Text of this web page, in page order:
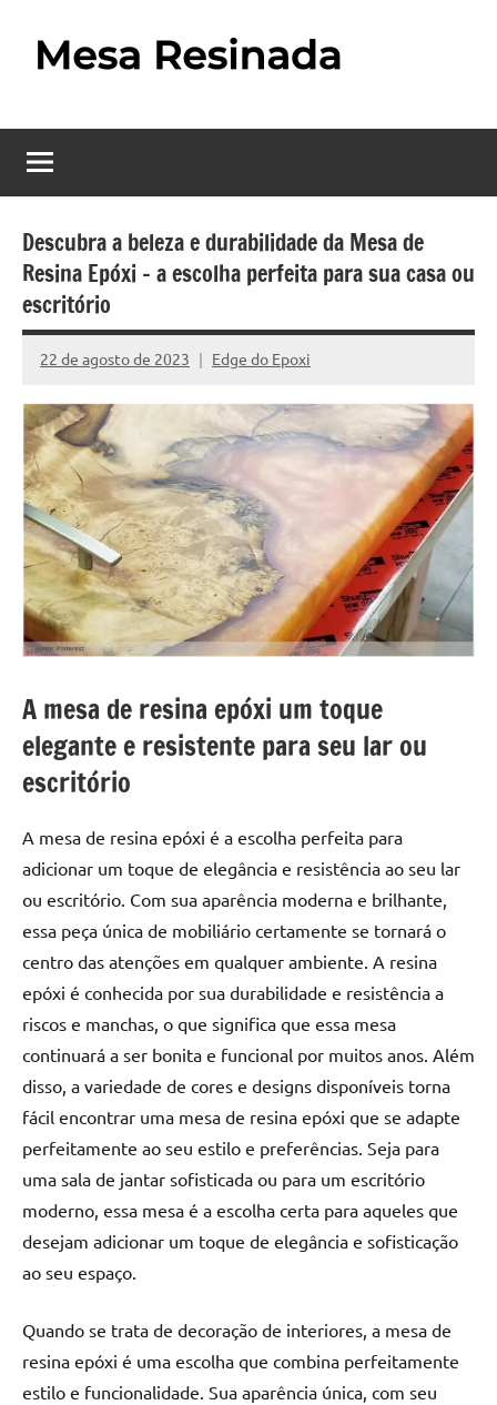
Resinada
–
Como
Fazer
uma
Mesa
Resinada
Passo
a
passo
o
fascinante
mesas
resinadas,
onde
a
elegância
se
encontra
com
a
criatividade
da
resina.
Explore
nossas
dicas
inspirações
sobre
de
de
resina,
incluindo
designs
de
jantar
de
resina
e
cascata
resinadas.
Quer
à
procura
Descubra a beleza e durabilidade da Mesa de
Resina Epóxi – a escolha perfeita para sua casa ou
escritório
22 de agosto de 2023 Edge do Epoxi
Nenhum
Comentário
A mesa de resina epóxi um toque
elegante e resistente para seu lar ou
escritório
A mesa de resina epóxi é a escolha perfeita para
adicionar um toque de elegância e resistência ao seu lar
ou escritório. Com sua aparência moderna e brilhante,
essa peça única de mobiliário certamente se tornará o
centro das atenções em qualquer ambiente. A resina
epóxi é conhecida por sua durabilidade e resistência a
riscos e manchas, o que significa que essa mesa
continuará a ser bonita e funcional por muitos anos. Além
disso, a variedade de cores e designs disponíveis torna
fácil encontrar uma mesa de resina epóxi que se adapte
perfeitamente ao seu estilo e preferências. Seja para
uma sala de jantar sofisticada ou para um escritório
moderno, essa mesa é a escolha certa para aqueles que
desejam adicionar um toque de elegância e sofisticação
ao seu espaço.
Quando se trata de decoração de interiores, a mesa de
resina epóxi é uma escolha que combina perfeitamente
estilo e funcionalidade. Sua aparência única, com seu